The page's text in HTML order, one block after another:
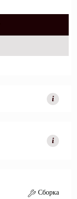
Сборка